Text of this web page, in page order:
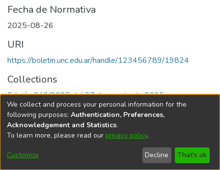
Fecha de Normativa
2025-08-26
URI
https://boletin.unc.edu.ar/handle/123456789/19824
Collections
Edición 042/2025 del 27 de agosto de 2025
Universidad Nacional de Córdoba
We collect and process your personal information for the
following purposes: Authentication, Preferences,
Acknowledgement and Statistics.
To learn more, please read our privacy policy.
Customize Decline That's ok